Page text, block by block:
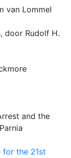
van Lommel
door Rudolf H.
and the
for the 21st